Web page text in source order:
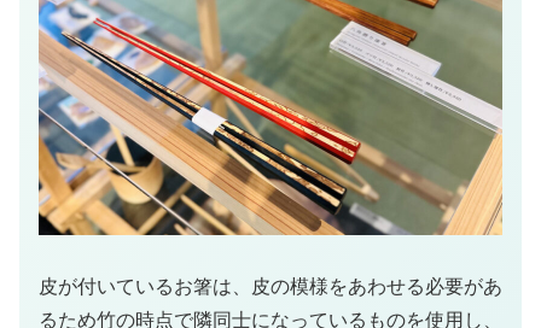
皮が付いているお箸は、皮の模様をあわせる必要があ
るため竹の時点で隣同士になっているものを使用し、